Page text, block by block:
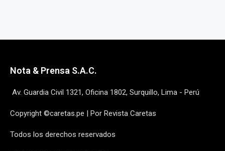
Nota & Prensa S.A.C.
Av. Guardia Civil 1321, Oficina 1802, Surquillo, Lima - Perú
Copyright ©caretas.pe | Por Revista Caretas
Todos los derechos reservados